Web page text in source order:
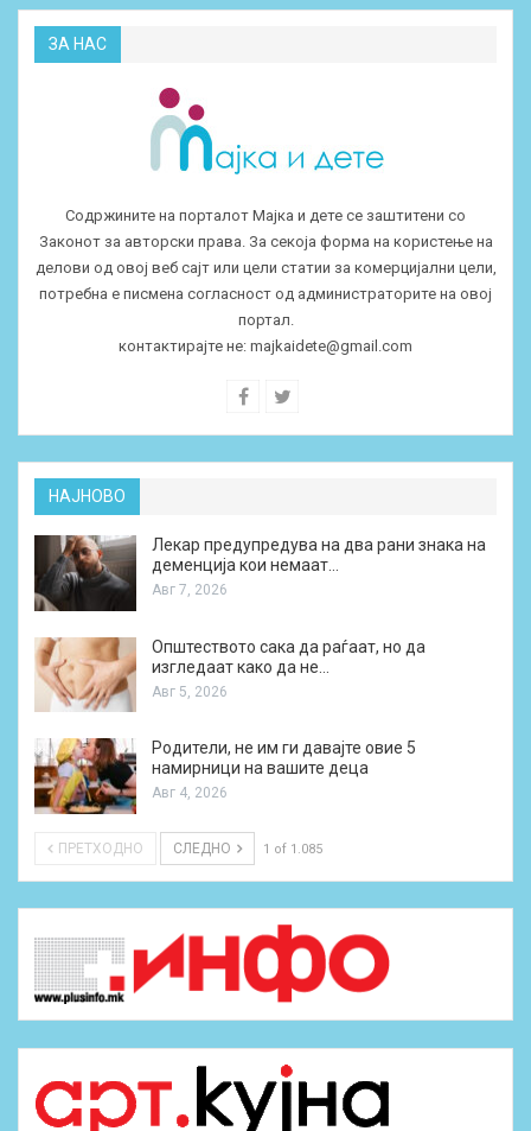
ЗА НАС
Содржините на порталот Мајка и дете се заштитени со
Законот за авторски права. За секоја форма на користење на
делови од овој веб сајт или цели статии за комерцијални цели,
потребна е писмена согласност од администраторите на овој
портал.
контактирајте не: majkaidete@gmail.com
НАЈНОВО
Лекар предупредува на два рани знака на
деменција кои немаат…
Авг 7, 2026
Општеството сака да раѓаат, но да
изгледаат како да не…
Авг 5, 2026
Родители, не им ги давајте овие 5
намирници на вашите деца
Авг 4, 2026
ПРЕТХОДНО СЛЕДНО 1 of 1.085